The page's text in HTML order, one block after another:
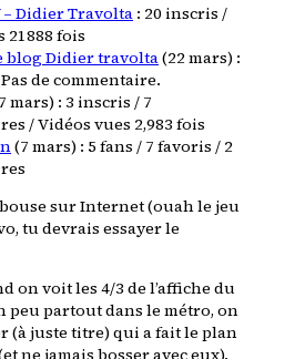
– Didier Travolta : 20 inscris /
21888 fois
blog Didier travolta(22 mars) :
Pas de commentaire.
mars) : 3 inscris / 7
/ Vidéos vues 2,983 fois
(7 mars) : 5 fans / 7 favoris / 2
sur Internet (ouah le jeu
tu devrais essayer le
on voit les 4/3 de l’affiche du
peu partout dans le métro, on
(à juste titre) qui a fait le plan